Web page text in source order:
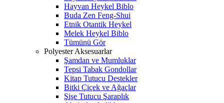
Hayvan Heykel Biblo
Buda Zen Feng-Shui
Etnik Otantik Heykel
Melek Heykel Biblo
Tümünü Gör
Polyester Aksesuarlar
Şamdan ve Mumluklar
Tepsi Tabak Gondollar
Kitap Tutucu Destekler
Bitki Çiçek ve Ağaçlar
Şişe Tutucu Şaraplık